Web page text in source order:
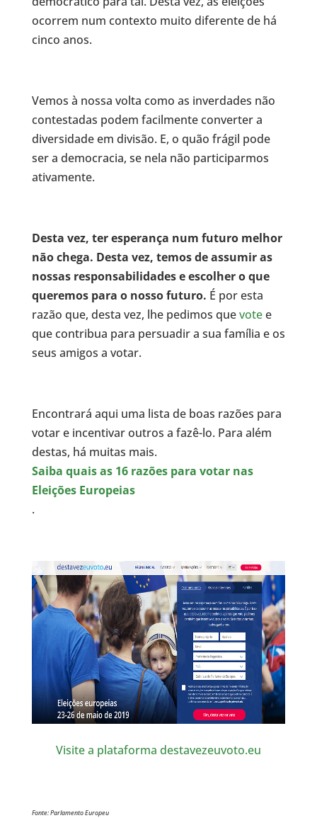
ocorrem num contexto muito diferente de há
cinco anos.
Vemos à nossa volta como as inverdades não
contestadas podem facilmente converter a
diversidade em divisão. E, o quão frágil pode
ser a democracia, se nela não participarmos
ativamente.
Desta vez, ter esperança num futuro melhor
não chega. Desta vez, temos de assumir as
nossas responsabilidades e escolher o que
queremos para o nosso futuro. É por esta
razão que, desta vez, lhe pedimos quevotee
que contribua para persuadir a sua família e os
seus amigos a votar.
Encontrará aqui uma lista de boas razões para
votar e incentivar outros a fazê-lo. Para além
destas, há muitas mais.
Saiba quais as 16 razões para votar nas
Eleições Europeias
.
Visite a plataforma destavezeuvoto.eu
Fonte: Parlamento Europeu